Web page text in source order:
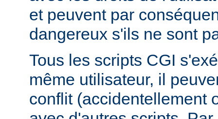
et peuvent par
dangereux s'ils ne sont
Tous les scripts CGI
même utilisateur, il
conflit (accidentellement